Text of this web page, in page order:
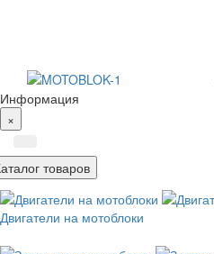
Информация
×
товаров
Двигатели на мотоблоки